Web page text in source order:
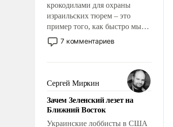
крокодилами для охраны
израильских тюрем – это
пример того, как быстро мы
двигаемся по пути
революционных изменений.
псевдонаучной фантастики,
стало всерьез обсуждаемой
идеей.
7 комментариев
Сергей Миркин
Зачем Зеленский лезет на
Ближний Восток
Украинские лоббисты в США